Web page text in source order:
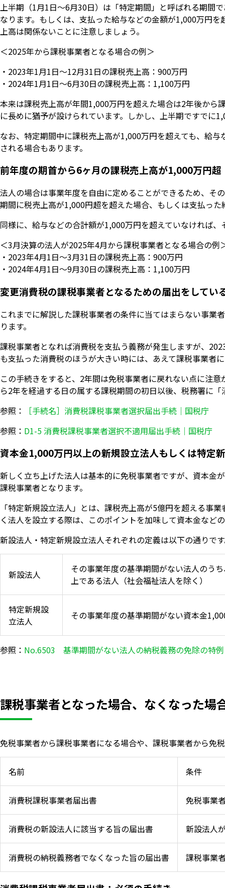
上半期（1月1日〜6月30日）は「特定期間」と呼ばれる期間
なります。もしくは、支払った給与などの金額が1,000万円
上高は関係ないことに注意しましょう。
＜2025年から課税事業者となる場合の例＞
・2023年1月1日〜12月31日の課税売上高：900万円
・2024年1月1日〜6月30日の課税売上高：1,100万円
本来は課税売上高が年間1,000万円を超えた場合は2年後か
に長めに猶予が設けられています。しかし、上半期ですでに
なお、特定期間中に課税売上高が1,000万円を超えても、給
される場合もあります。
前年度の期首から6ヶ月の課税売上高が1,000万円超
法人の場合は事業年度を自由に定めることができるため、そ
期間に税売上高が1,000円超を超えた場合、もしくは支払っ
同様に、給与などの合計額が1,000万円を超えていなければ
＜3月決算の法人が2025年4月から課税事業者となる場合の例
・2023年4月1日〜3月31日の課税売上高：900万円
・2024年4月1日〜9月30日の課税売上高：1,100万円
変更消費税の課税事業者となるための届出をしてい
これまでに解説した課税事業者の条件に当てはまらない事業
ります。
課税事業者となれば消費税を支払う義務が発生しますが、
も支払った消費税のほうが大きい時には、あえて課税事業者
この手続きをすると、2年間は免税事業者に戻れない点に注
ら2年を経過する日の属する課税期間の初日以後、税務署に
参照：
［手続名］消費税課税事業者選択届出手続｜国税庁
参照： D1-5 消費税課税事業者選択不適用届出手続｜国税庁
資本金1,000万円以上の新規設立法人もしくは特定
新しく立ち上げた法人は基本的に免税事業者ですが、資本金
課税事業者となります。
「特定新規設立法人」とは、課税売上高が5億円を超える事
く法人を設立する際は、このポイントを加味して資本金など
新設法人・特定新規設立法人それぞれの定義は以下の通りで
新設法人
その事業年度の基準期間がない法人のう
上である法人（社会福祉法人を除く）
特定新規設
立法人
その事業年度の基準期間がない資本金
参照： No.6503 基準期間がない法人の納税義務の免除の特
課税事業者となった場合、なくなった場
免税事業者から課税事業者になる場合や、課税事業者から免
名前 条件
消費税課税事業者届出書 免税事業
消費税の新設法人に該当する旨の届出書 新設法人
消費税の納税義務者でなくなった旨の届出書 課税事業
いますぐ無料登録